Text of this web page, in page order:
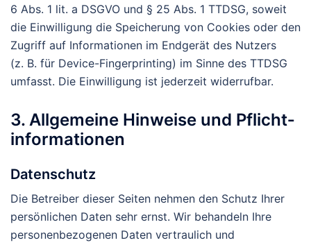
6 Abs. 1 lit. a DSGVO und § 25 Abs. 1 TTDSG, soweit
die Einwilligung die Speicherung von Cookies oder den
Zugriff auf Informationen im Endgerät des Nutzers
(z. B. für Device-Fingerprinting) im Sinne des TTDSG
umfasst. Die Einwilligung ist jederzeit widerrufbar.
3. Allgemeine Hinweise und Pflicht­
informationen
Datenschutz
Die Betreiber dieser Seiten nehmen den Schutz Ihrer
persönlichen Daten sehr ernst. Wir behandeln Ihre
personenbezogenen Daten vertraulich und